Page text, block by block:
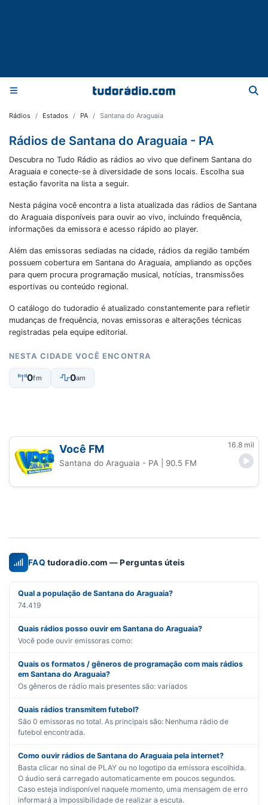
Rádios Estados PA Santana do Araguaia
Rádios de Santana do Araguaia - PA
Descubra no Tudo Rádio as rádios ao vivo que definem Santana do
Araguaia e conecte-se à diversidade de sons locais. Escolha sua
estação favorita na lista a seguir.
Nesta página você encontra a lista atualizada das rádios de Santana
do Araguaia disponíveis para ouvir ao vivo, incluindo frequência,
informações da emissora e acesso rápido ao player.
Além das emissoras sediadas na cidade, rádios da região também
possuem cobertura em Santana do Araguaia, ampliando as opções
para quem procura programação musical, notícias, transmissões
esportivas ou conteúdo regional.
O catálogo do tudoradio é atualizado constantemente para refletir
mudanças de frequência, novas emissoras e alterações técnicas
registradas pela equipe editorial.
NESTA CIDADE VOCÊ ENCONTRA
0fm 0am
Você FM 16.8 mil
Santana do Araguaia - PA | 90.5 FM
FAQ tudoradio.com — Perguntas úteis
Qual a população de Santana do Araguaia?
74.419
Quais rádios posso ouvir em Santana do Araguaia?
Você pode ouvir emissoras como:
Quais os formatos / gêneros de programação com mais rádios
em Santana do Araguaia?
Os gêneros de rádio mais presentes são: variados
Quais rádios transmitem futebol?
São 0 emissoras no total. As principais são: Nenhuma rádio de
futebol encontrada.
Como ouvir rádios de Santana do Araguaia pela internet?
Basta clicar no sinal de PLAY ou no logotipo da emissora escolhida.
O áudio será carregado automaticamente em poucos segundos.
Caso esteja indisponível naquele momento, uma mensagem de erro
informará a impossibilidade de realizar a escuta.